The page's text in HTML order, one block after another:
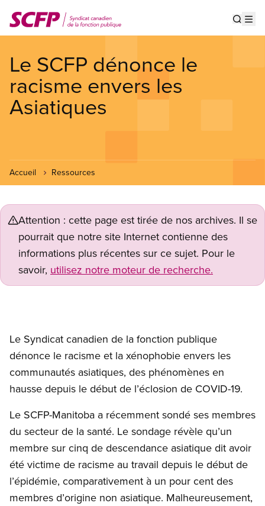
au
contenu
Le SCFP dénonce le
racisme envers les
Asiatiques
Accueil Ressources
Attention : cette page est tirée de nos archives. Il se
pourrait que notre site Internet contienne des
informations plus récentes sur ce sujet. Pour le
savoir, utilisez notre moteur de recherche.
Le Syndicat canadien de la fonction publique
dénonce le racisme et la xénophobie envers les
communautés asiatiques, des phénomènes en
hausse depuis le début de l’éclosion de COVID-19.
Le SCFP-Manitoba a récemment sondé ses membres
du secteur de la santé. Le sondage révèle qu’un
membre sur cinq de descendance asiatique dit avoir
été victime de racisme au travail depuis le début de
l’épidémie, comparativement à un pour cent des
membres d’origine non asiatique. Malheureusement,